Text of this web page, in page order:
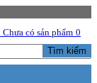
Tìm kiếm
Chưa có sản phẩm 0